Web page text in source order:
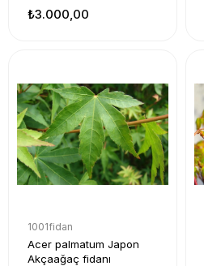
₺3.000,00
1001fidan
Acer palmatum Japon
Akçaağaç fidanı